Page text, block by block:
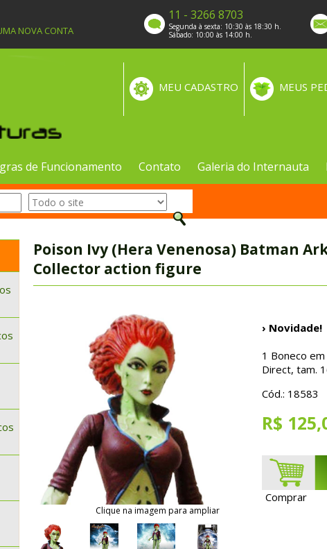
NOVA CONTA
11 - 3266 8703
Segunda à sexta: 10:30 às 18:30 h.
Sábado: 10:00 às 14:00 h.
MEUS
MEU CADASTRO
de Funcionamento Contato Galeria do Internauta
Poison Ivy (Hera Venenosa) Batman
Collector action figure
Clique na imagem para ampliar
› Novidade!
1 Boneco em
Direct, tam.
Cód.: 18583
R$
Comprar